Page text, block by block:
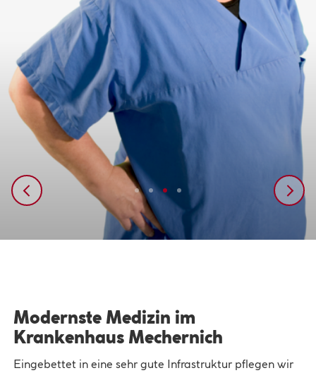
Modernste Medizin im
Krankenhaus Mechernich
Eingebettet in eine sehr gute Infrastruktur pflegen wir